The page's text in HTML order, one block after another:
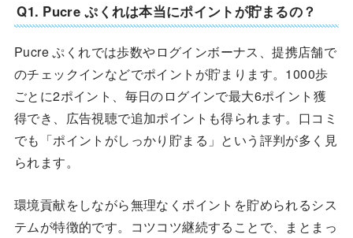
Q1. Pucre ぷくれは本当にポイントが貯まるの？
Pucre ぷくれでは歩数やログインボーナス、提携店舗で
のチェックインなどでポイントが貯まります。1000歩
ごとに2ポイント、毎日のログインで最大6ポイント獲
得でき、広告視聴で追加ポイントも得られます。口コミ
でも「ポイントがしっかり貯まる」という評判が多く見
られます。
環境貢献をしながら無理なくポイントを貯められるシス
テムが特徴的です。コツコツ継続することで、まとまっ